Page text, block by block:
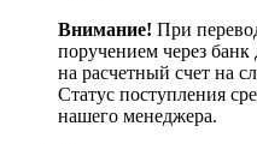
Внимание! При
поручением через
на расчетный счет на
Статус поступления
нашего менеджера.